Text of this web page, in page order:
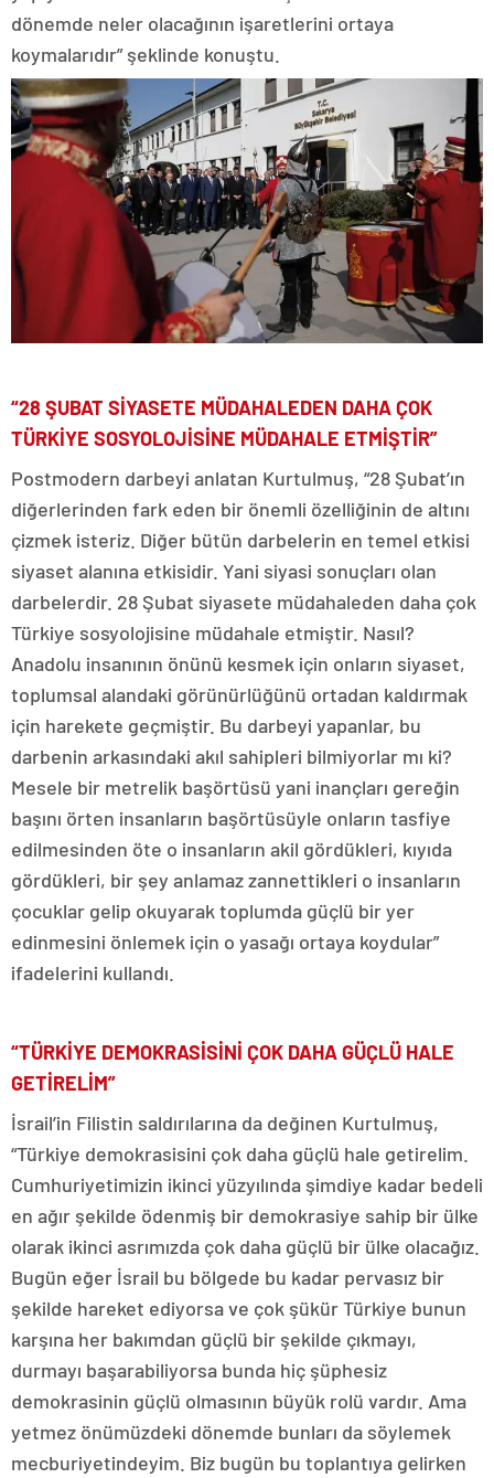
dönemde neler olacağının işaretlerini ortaya
koymalarıdır” şeklinde konuştu.
“28 ŞUBAT SİYASETE MÜDAHALEDEN DAHA ÇOK
TÜRKİYE SOSYOLOJİSİNE MÜDAHALE ETMİŞTİR”
Postmodern darbeyi anlatan Kurtulmuş, “28 Şubat’ın
diğerlerinden fark eden bir önemli özelliğinin de altını
çizmek isteriz. Diğer bütün darbelerin en temel etkisi
siyaset alanına etkisidir. Yani siyasi sonuçları olan
darbelerdir. 28 Şubat siyasete müdahaleden daha çok
Türkiye sosyolojisine müdahale etmiştir. Nasıl?
Anadolu insanının önünü kesmek için onların siyaset,
toplumsal alandaki görünürlüğünü ortadan kaldırmak
için harekete geçmiştir. Bu darbeyi yapanlar, bu
darbenin arkasındaki akıl sahipleri bilmiyorlar mı ki?
Mesele bir metrelik başörtüsü yani inançları gereğin
başını örten insanların başörtüsüyle onların tasfiye
edilmesinden öte o insanların akil gördükleri, kıyıda
gördükleri, bir şey anlamaz zannettikleri o insanların
çocuklar gelip okuyarak toplumda güçlü bir yer
edinmesini önlemek için o yasağı ortaya koydular”
ifadelerini kullandı.
“TÜRKİYE DEMOKRASİSİNİ ÇOK DAHA GÜÇLÜ HALE
GETİRELİM”
İsrail’in Filistin saldırılarına da değinen Kurtulmuş,
“Türkiye demokrasisini çok daha güçlü hale getirelim.
Cumhuriyetimizin ikinci yüzyılında şimdiye kadar bedeli
en ağır şekilde ödenmiş bir demokrasiye sahip bir ülke
olarak ikinci asrımızda çok daha güçlü bir ülke olacağız.
Bugün eğer İsrail bu bölgede bu kadar pervasız bir
şekilde hareket ediyorsa ve çok şükür Türkiye bunun
karşına her bakımdan güçlü bir şekilde çıkmayı,
durmayı başarabiliyorsa bunda hiç şüphesiz
demokrasinin güçlü olmasının büyük rolü vardır. Ama
yetmez önümüzdeki dönemde bunları da söylemek
mecburiyetindeyim. Biz bugün bu toplantıya gelirken